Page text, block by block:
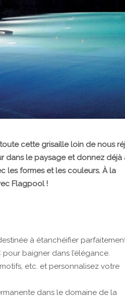
cette grisaille loin de nous
dans le paysage et donnez déjà
les formes et les couleurs. À la
Flagpool !
à étanchéifier
pour baigner dans l’élégance.
etc. et personnalisez votre
dans le domaine de la